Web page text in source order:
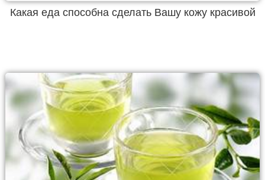
Какая еда способна сделать Вашу кожу красивой